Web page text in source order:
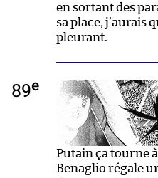
en sortant des
sa place, j’aurais
pleurant.
89e
Putain ça tourne
Benaglio régale